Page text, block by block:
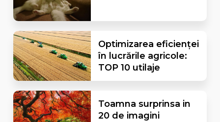
Optimizarea eficienței
în lucrările agricole:
TOP 10 utilaje
Toamna surprinsa in
20 de imagini